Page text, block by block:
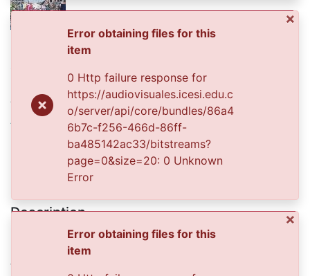
Authors
ARBEY AMAYA
Publisher
Biblioteca Departamental Jorge Garces Borrero
Description
Fiestas del campesino. El Aguila, 1995.
El Archivo del Patrimonio Fotográfico y Fílmico del
Valle del Cauca es responsabilidad de la Biblioteca